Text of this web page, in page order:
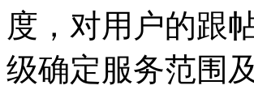
度，对用户的跟
级确定服务范围